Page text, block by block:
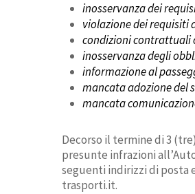
inosservanza dei
violazione dei requisiti
condizioni contrattuali
inosservanza degli
informazione al
mancata adozione del
mancata
Decorso il termine di 3
presunte infrazioni
seguenti indirizzi di posta
trasporti.it.